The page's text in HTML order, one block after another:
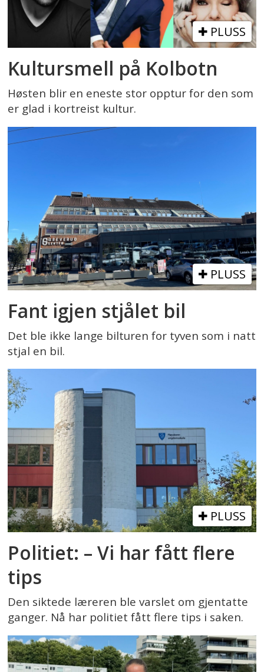
PLUSS
Kultursmell på Kolbotn
Høsten blir en eneste stor opptur for den som
er glad i kortreist kultur.
PLUSS
Fant igjen stjålet bil
Det ble ikke lange bilturen for tyven som i natt
stjal en bil.
PLUSS
Politiet: – Vi har fått flere
tips
Den siktede læreren ble varslet om gjentatte
ganger. Nå har politiet fått flere tips i saken.